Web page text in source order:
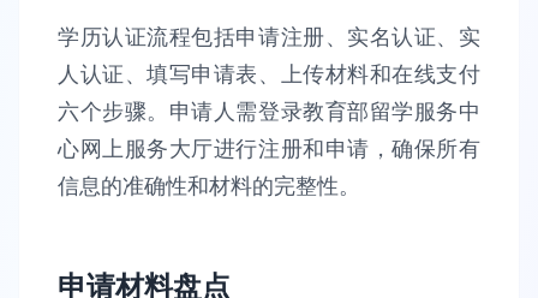
学历认证流程包括申请注册、实名认证、实
人认证、填写申请表、上传材料和在线支付
六个步骤。申请人需登录教育部留学服务中
心网上服务大厅进行注册和申请，确保所有
信息的准确性和材料的完整性。
申请材料盘点